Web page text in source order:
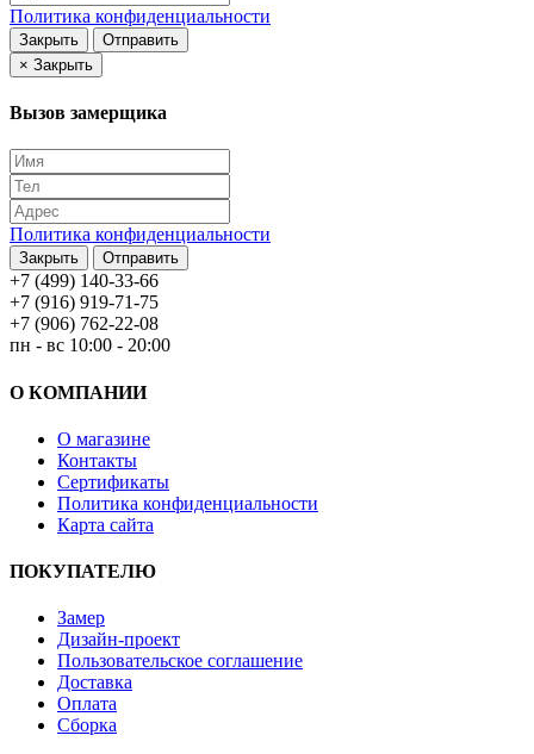
Политика конфиденциальности
Закрыть
Отправить
× Закрыть
Вызов замерщика
Политика конфиденциальности
Закрыть Отправить
+7 (499) 140-33-66
+7 (916) 919-71-75
+7 (906) 762-22-08
пн - вс 10:00 - 20:00
О КОМПАНИИ
О магазине
Контакты
Сертификаты
Политика конфиденциальности
Карта сайта
ПОКУПАТЕЛЮ
Замер
Дизайн-проект
Пользовательское соглашение
Доставка
Оплата
Сборка